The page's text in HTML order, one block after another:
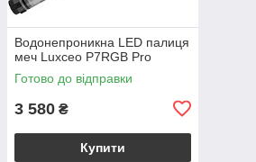
Водонепроникна LED палиця
меч Luxceo P7RGB Pro
Готово до відправки
3 580 ₴
Купити